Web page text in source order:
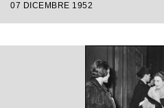
Ebert
07 DICEMBRE 1952